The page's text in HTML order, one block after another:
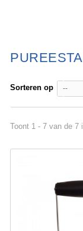
Sorteren op --
Toont 1 - 7 van de 7